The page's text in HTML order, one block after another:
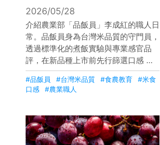
2026/05/28
介紹農業部「品飯員」李成紅的職人日
常。品飯員身為台灣米品質的守門員，
透過標準化的煮飯實驗與專業感官品
評，在新品種上市前先行篩選口感 。
除研究外，他們也深入食農教育，引導
民眾與外國學生認識台灣米在香氣、外
型與口感上的多樣特色，展現專業職人
感
#品飯員 #台灣米品質 #食農教育
#米食
口感
#農業職人